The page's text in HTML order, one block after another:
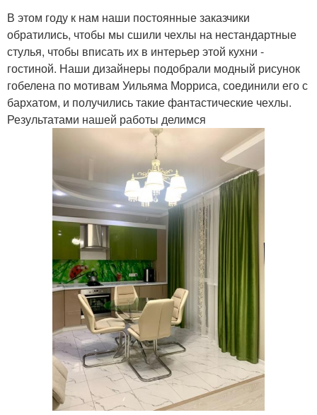
В этом году к нам наши постоянные заказчики
обратились, чтобы мы сшили чехлы на нестандартные
стулья, чтобы вписать их в интерьер этой кухни -
гостиной. Наши дизайнеры подобрали модный рисунок
гобелена по мотивам Уильяма Морриса, соединили его с
бархатом, и получились такие фантастические чехлы.
Результатами нашей работы делимся